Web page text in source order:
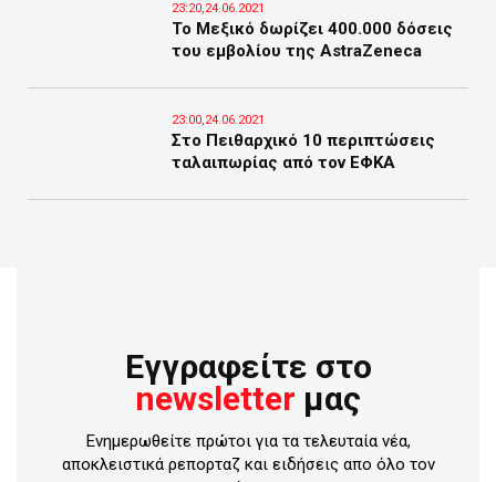
23:20,24.06.2021
Το Μεξικό δωρίζει 400.000 δόσεις
του εμβολίου της AstraZeneca
23:00,24.06.2021
Στο Πειθαρχικό 10 περιπτώσεις
ταλαιπωρίας από τον ΕΦΚΑ
Εγγραφείτε στο
newsletter μας
Ενημερωθείτε πρώτοι για τα τελευταία νέα,
αποκλειστικά ρεπορταζ και ειδήσεις απο όλο τον